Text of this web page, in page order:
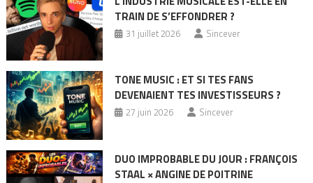
TRAIN DE S’EFFONDRER ?
31 juillet 2026 Sincever
TONE MUSIC : ET SI TES FANS
DEVENAIENT TES INVESTISSEURS ?
27 juin 2026 Sincever
DUO IMPROBABLE DU JOUR : FRANÇOIS
STAAL × ANGINE DE POITRINE